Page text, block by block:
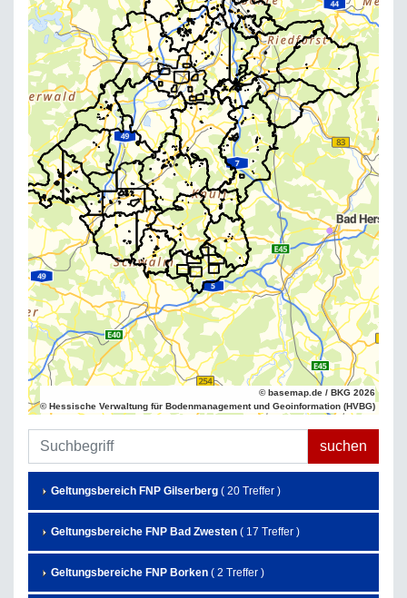
© basemap.de / BKG 2026
© Hessische Verwaltung für Bodenmanagement und Geoinformation (HVBG)
Geltungsbereich FNP Gilserberg ( 20 Treffer )
Geltungsbereiche FNP Bad Zwesten ( 17 Treffer )
Geltungsbereiche FNP Borken ( 2 Treffer )